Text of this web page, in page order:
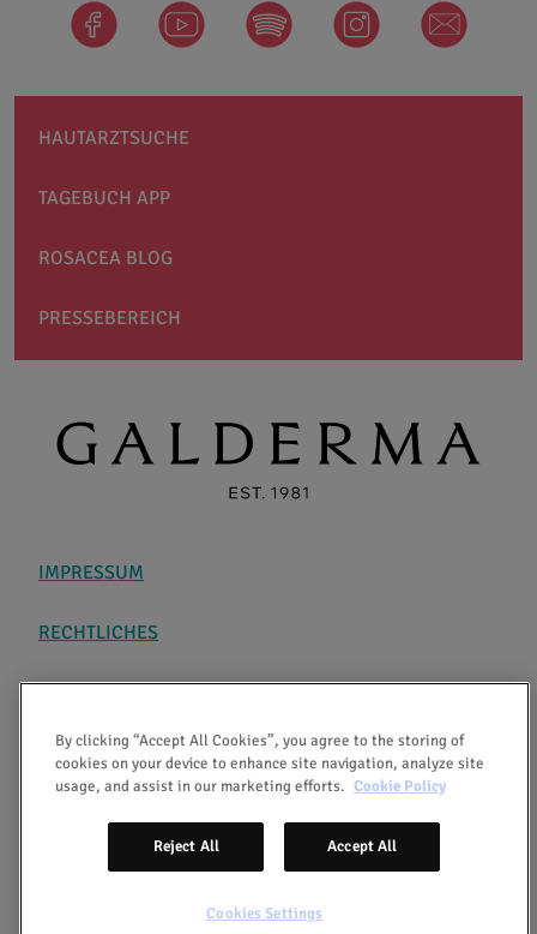
facebook Spotify instagram newsletter
HAUTARZTSUCHE
TAGEBUCH APP
ROSACEA BLOG
PRESSEBEREICH
IMPRESSUM
RECHTLICHES
ÜBER AKTIV GEGEN ROSACEA
By clicking “Accept All Cookies”, you agree to the storing of
cookies on your device to enhance site navigation, analyze site
usage, and assist in our marketing efforts. Cookie Policy
Reject All Accept All
Cookies Settings